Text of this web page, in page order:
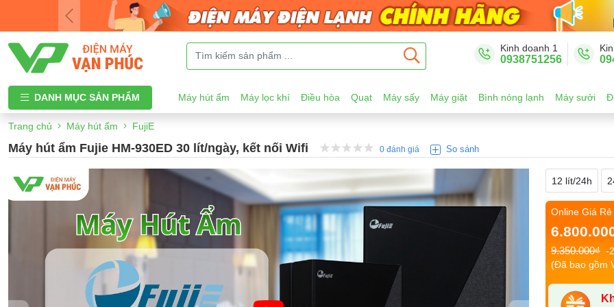
Kinh doanh 1
0938751256
DANH MỤC SẢN PHẨM Máy hút ẩm Máy lọc khí Điều hòa Quạt Máy sấy Máy giặt Bình nóng lạnh Máy sưởi
Trang chủ Máy hút ẩm FujiE
Máy hút ẩm Fujie HM-930ED 30 lít/ngày, kết nối Wifi 0 đánh giá So sánh
12 lít/24h
Online Giá Rẻ
9.350.000₫ -
(Đã bao gồm